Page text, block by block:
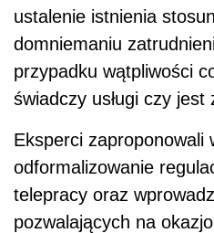
ustalenie istnienia
domniemaniu
przypadku wątpliwości
świadczy usługi czy jest
Eksperci zaproponowali
odformalizowanie
telepracy oraz
pozwalających na